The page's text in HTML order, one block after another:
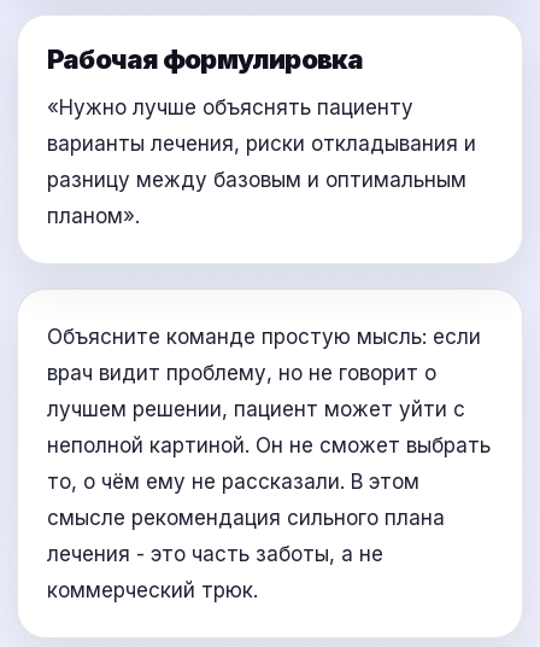
Рабочая формулировка
«Нужно лучше объяснять пациенту
варианты лечения, риски откладывания и
разницу между базовым и оптимальным
планом».
Объясните команде простую мысль: если
врач видит проблему, но не говорит о
лучшем решении, пациент может уйти с
неполной картиной. Он не сможет выбрать
то, о чём ему не рассказали. В этом
смысле рекомендация сильного плана
лечения - это часть заботы, а не
коммерческий трюк.